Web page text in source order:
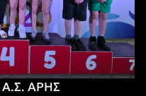
Α.Σ. ΑΡΗΣ